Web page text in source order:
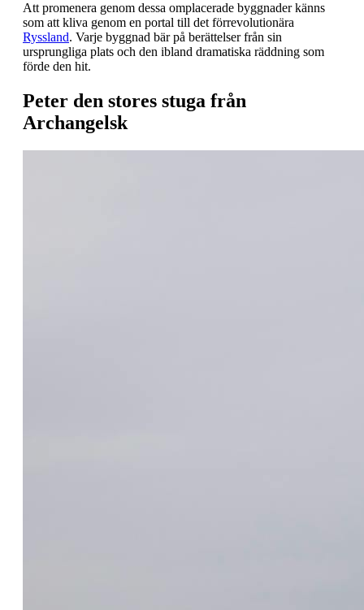
Att promenera genom dessa omplacerade byggnader känns
som att kliva genom en portal till det förrevolutionära
Ryssland. Varje byggnad bär på berättelser från sin
ursprungliga plats och den ibland dramatiska räddning som
förde den hit.
Peter den stores stuga från
Archangelsk